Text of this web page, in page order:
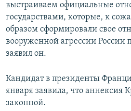
выстраиваем официальные
государствами, которые, к
образом сформировали свое
вооруженной агрессии России
заявил он.
Кандидат в президенты
января заявила, что аннексия
законной.